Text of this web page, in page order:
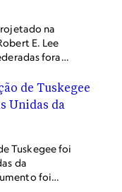
na
E. Lee
foram
o estado
mais
Tuskegee foi
da
foi